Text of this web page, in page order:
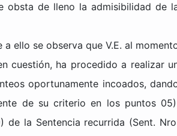
obsta de lleno la admisibilidad de
a ello se observa que V.E. al
cuestión, ha procedido a realizar
oportunamente incoados,
de su criterio en los puntos
de la Sentencia recurrida (Sent.